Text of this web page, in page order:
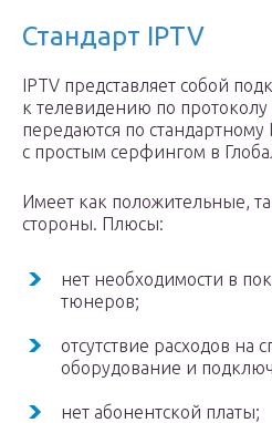
Стандарт IPTV
IPTV представляет собой
к телевидению по
передаются по стандартному
с простым серфингом в
Имеет как положительные,
стороны. Плюсы:
нет необходимости в
тюнеров;
отсутствие расходов на
оборудование и
нет абонентской платы;